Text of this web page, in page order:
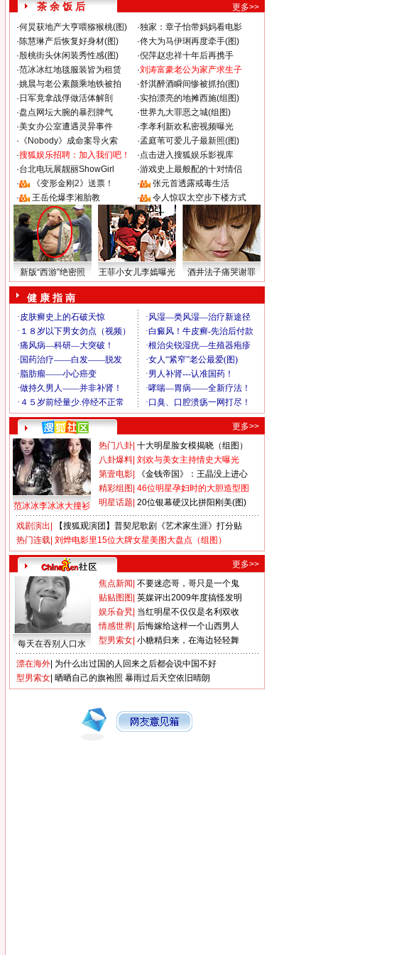
茶 余 饭 后
更多>>
·何炅获地产大亨喂猕猴桃(图) ·独家：章子怡带妈妈看电影
·陈慧琳产后恢复好身材(图) ·佟大为马伊琍再度牵手(图)
·殷桃街头休闲装秀性感(图) ·倪萍赵忠祥十年后再携手
·范冰冰红地毯服装皆为租赁 ·刘涛富豪老公为家产求生子
·姚晨与老公素颜乘地铁被拍 ·舒淇醉酒瞬间惨被抓拍(图)
· 日军竟拿战俘做活体解剖 ·实拍漂亮的地摊西施(组图)
·盘点网坛大腕的暴烈脾气 ·世界九大罪恶之城(组图)
·美女办公室遭遇灵异事件 ·李孝利新欢私密视频曝光
· 《Nobody》成命案导火索 ·孟庭苇可爱儿子最新照(图)
·搜狐娱乐招聘：加入我们吧！ ·点击进入搜狐娱乐影视库
·台北电玩展靓丽ShowGirl ·游戏史上最般配的十对情侣
·
《变形金刚2》送票！ ·
张元首透露戒毒生活
·
王岳伦爆李湘胎教 · 令人惊叹太空步下楼方式
新版“西游”绝密照 王菲小女儿李嫣曝光 酒井法子痛哭谢罪
健 康 指 南
更多>>
范冰冰李冰冰大撞衫
热门八卦 十大明星脸女模揭晓（组图）
八卦爆料 刘欢与美女主持情史大曝光
第壹电影
《金钱帝国》：王晶没上进心
精彩组图 46位明星孕妇时的大胆造型图
明星话题 20位银幕硬汉比拼阳刚美(图)
戏剧演出
【搜狐观演团】普契尼歌剧《艺术家生涯》打分贴
热门连载 刘烨电影里15位大牌女星美图大盘点（组图）
更多>>
每天在吞别人口水
焦点新闻 不要迷恋哥，哥只是一个鬼
贴贴图图 英媒评出2009年度搞怪发明
娱乐旮旯 当红明星不仅仅是名利双收
情感世界 后悔嫁给这样一个山西男人
型男索女 小糖精归来，在海边轻轻舞
漂在海外 为什么出过国的人回来之后都会说中国不好
型男索女 晒晒自己的旗袍照 暴雨过后天空依旧晴朗